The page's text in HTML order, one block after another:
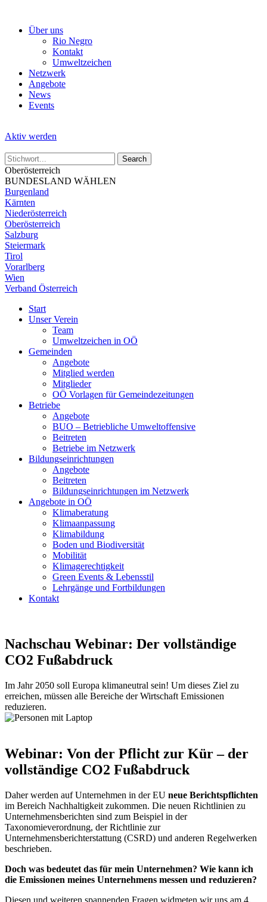
Über uns
Rio Negro
Kontakt
Umweltzeichen
Netzwerk
Angebote
News
Events
Aktiv werden
Oberösterreich
BUNDESLAND WÄHLEN
Burgenland
Kärnten
Niederösterreich
Oberösterreich
Salzburg
Steiermark
Tirol
Vorarlberg
Wien
Verband Österreich
Start
Unser Verein
Team
Umweltzeichen in OÖ
Gemeinden
Angebote
Mitglied werden
Mitglieder
OÖ Vorlagen für Gemeindezeitungen
Betriebe
Angebote
BUO – Betriebliche Umweltoffensive
Beitreten
Betriebe im Netzwerk
Bildungseinrichtungen
Angebote
Beitreten
Bildungseinrichtungen im Netzwerk
Angebote in OÖ
Klimaberatung
Klimaanpassung
Klimabildung
Boden und Biodiversität
Mobilität
Klimagerechtigkeit
Green Events & Lebensstil
Lehrgänge und Fortbildungen
Kontakt
Nachschau Webinar: Der vollständige
CO2 Fußabdruck
Im Jahr 2050 soll Europa klimaneutral sein! Um dieses Ziel zu
erreichen, müssen alle Bereiche der Wirtschaft Emissionen
reduzieren.
Webinar: Von der Pflicht zur Kür – der
vollständige CO2 Fußabdruck
Daher werden auf Unternehmen in der EU neue Berichtspflichten
im Bereich Nachhaltigkeit zukommen. Die neuen Richtlinien zu
Unternehmensberichten sind zum Beispiel in der
Taxonomieverordnung, der Richtlinie zur
Unternehmensberichterstattung (CSRD) und anderen Regelwerken
beschrieben.
Doch was bedeutet das für mein Unternehmen? Wie kann ich
die Emissionen meines Unternehmens messen und reduzieren?
Diesen und weiteren spannenden Fragen widmeten wir uns am 4.